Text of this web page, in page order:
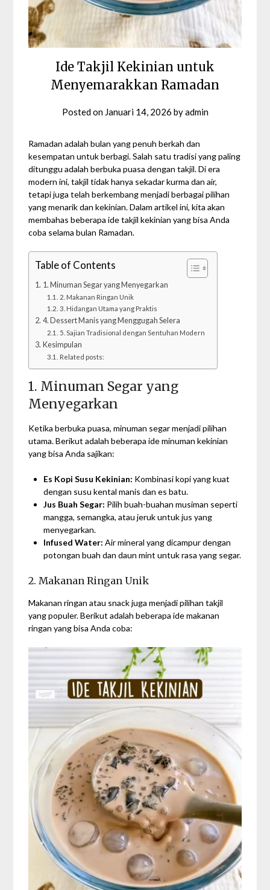
Ide Takjil Kekinian untuk
Menyemarakkan Ramadan
Posted on Januari 14, 2026 byadmin
Ramadan adalah bulan yang penuh berkah dan
kesempatan untuk berbagi. Salah satu tradisi yang paling
ditunggu adalah berbuka puasa dengan takjil. Di era
modern ini, takjil tidak hanya sekadar kurma dan air,
tetapi juga telah berkembang menjadi berbagai pilihan
yang menarik dan kekinian. Dalam artikel ini, kita akan
membahas beberapa ide takjil kekinian yang bisa Anda
coba selama bulan Ramadan.
Table of Contents
1. Minuman Segar yang Menyegarkan
2. Makanan Ringan Unik
3. Hidangan Utama yang Praktis
4. Dessert Manis yang Menggugah Selera
5. Sajian Tradisional dengan Sentuhan Modern
Kesimpulan
Related posts:
1. Minuman Segar yang
Menyegarkan
Ketika berbuka puasa, minuman segar menjadi pilihan
utama. Berikut adalah beberapa ide minuman kekinian
yang bisa Anda sajikan:
Es Kopi Susu Kekinian: Kombinasi kopi yang kuat
dengan susu kental manis dan es batu.
Jus Buah Segar: Pilih buah-buahan musiman seperti
mangga, semangka, atau jeruk untuk jus yang
menyegarkan.
Infused Water: Air mineral yang dicampur dengan
potongan buah dan daun mint untuk rasa yang segar.
2. Makanan Ringan Unik
Makanan ringan atau snack juga menjadi pilihan takjil
yang populer. Berikut adalah beberapa ide makanan
ringan yang bisa Anda coba: